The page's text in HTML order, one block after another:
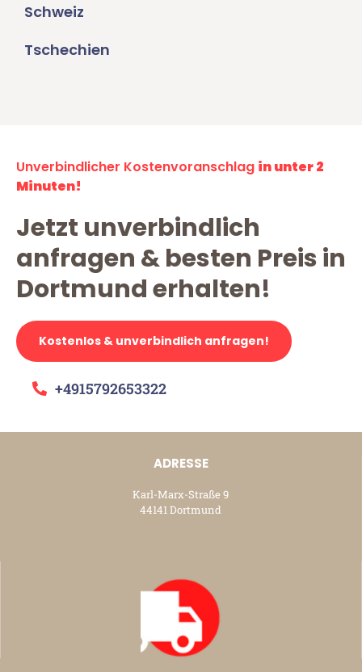
Schweiz
Tschechien
Unverbindlicher Kostenvoranschlag in unter 2
Minuten!
Jetzt unverbindlich
anfragen & besten Preis in
Dortmund erhalten!
Kostenlos & unverbindlich anfragen!
+4915792653322
ADRESSE
Karl-Marx-Straße 9
44141 Dortmund